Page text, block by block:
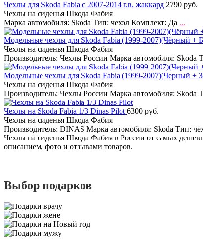
Чехлы для Skoda Fabia с 2007-2014 г.в. жаккард 2790 руб.
Чехлы на сиденья Шкода Фабия
Марка автомобиля: Skoda Тип: чехол Комплект: Да ...
Модельные чехлы для Skoda Fabia (1999-2007)(Чёрный +
Чехлы на сиденья Шкода Фабия
Производитель: Чехлы России Марка автомобиля: Skoda
Модельные чехлы для Skoda Fabia (1999-2007)(Черный +
Чехлы на сиденья Шкода Фабия
Производитель: Чехлы России Марка автомобиля: Skoda
Чехлы на Skoda Fabia 1/3 Dinas Pilot 6300 руб.
Чехлы на сиденья Шкода Фабия
Производитель: DINAS Марка автомобиля: Skoda Тип:
Чехлы на сиденья Шкода Фабия в России от самых
описанием, фото и отзывами товаров.
Выбор подарков